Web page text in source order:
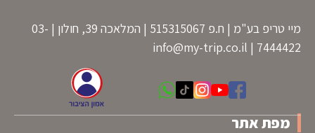
מיי טריפ בע"מ | ח.פ 515315067 | המלאכה 39, חולון | 03-
7444422 |
info@my-trip.co.il
מפת אתר